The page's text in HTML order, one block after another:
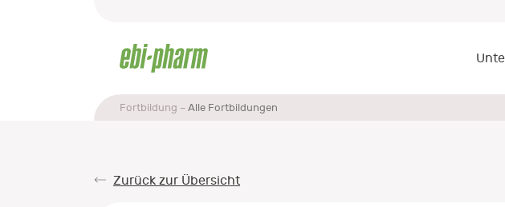
Fortbildung Alle Fortbildungen
Zurück zur Übersicht